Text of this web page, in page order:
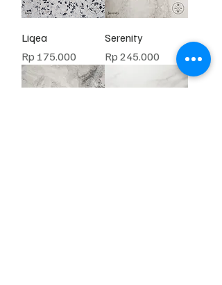
Liqea
Harga
Rp 175.000
Serenity
Harga
Rp 245.000